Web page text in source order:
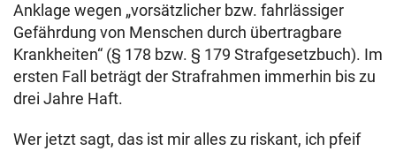
Anklage wegen „vorsätzlicher bzw. fahrlässiger
Gefährdung von Menschen durch übertragbare
Krankheiten“ (§ 178 bzw. § 179 Strafgesetzbuch). Im
ersten Fall beträgt der Strafrahmen immerhin bis zu
drei Jahre Haft.
Wer jetzt sagt, das ist mir alles zu riskant, ich pfeif